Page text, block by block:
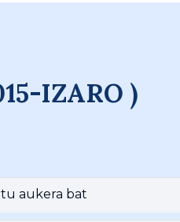
IZARO )